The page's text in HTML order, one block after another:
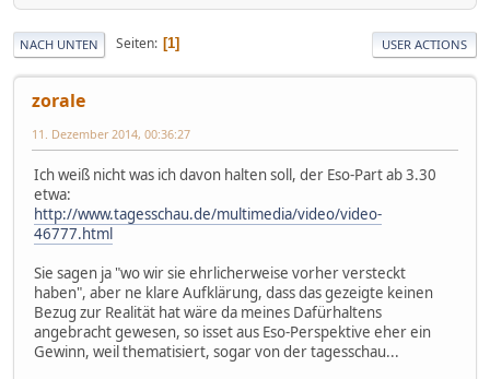
NACH UNTEN Seiten 1 USER ACTIONS
zorale
11. Dezember 2014, 00:36:27
Ich weiß nicht was ich davon halten soll, der Eso-Part ab 3.30
etwa:
http://www.tagesschau.de/multimedia/video/video-
46777.html
Sie sagen ja "wo wir sie ehrlicherweise vorher versteckt
haben", aber ne klare Aufklärung, dass das gezeigte keinen
Bezug zur Realität hat wäre da meines Dafürhaltens
angebracht gewesen, so isset aus Eso-Perspektive eher ein
Gewinn, weil thematisiert, sogar von der tagesschau...